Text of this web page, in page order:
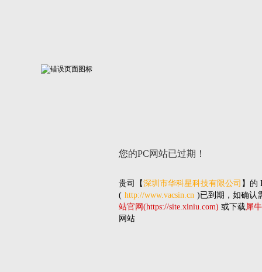
您的PC网站已过期！
贵司 【深圳市华科星科技有限公司 】的
( http://www.vacsin.cn )已到期，如确认
站官网(https://site.xiniu.com) 或下载犀
网站